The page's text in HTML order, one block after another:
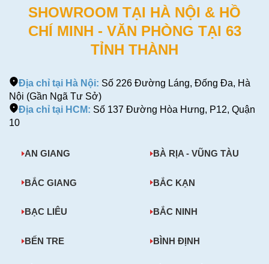
SHOWROOM TẠI HÀ NỘI & HỒ
CHÍ MINH - VĂN PHÒNG TẠI 63
TỈNH THÀNH
Địa chỉ tại Hà Nội: Số 226 Đường Láng, Đống Đa, Hà
Nội (Gần Ngã Tư Sở)
Địa chỉ tại HCM: Số 137 Đường Hòa Hưng, P12, Quận
10
AN GIANG BÀ RỊA - VŨNG TÀU
BẮC GIANG BẮC KẠN
BẠC LIÊU BẮC NINH
BẾN TRE BÌNH ĐỊNH